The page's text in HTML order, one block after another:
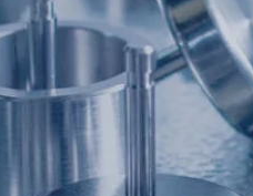
績效評估
誠実な経営
Intellectual Property
情報通信セキュリティの
メント
会社の重要な規則